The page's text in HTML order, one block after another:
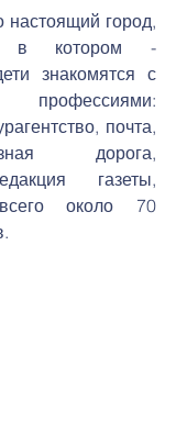
настоящий город,
в котором -
знакомятся с
почта,
дорога,
газеты,
около 70